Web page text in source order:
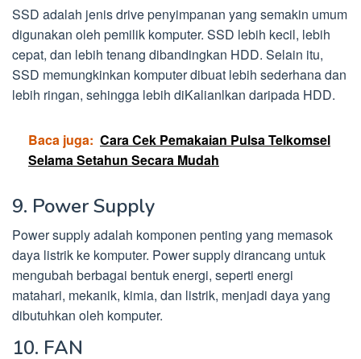
SSD adalah jenis drive penyimpanan yang semakin umum
digunakan oleh pemilik komputer. SSD lebih kecil, lebih
cepat, dan lebih tenang dibandingkan HDD. Selain itu,
SSD memungkinkan komputer dibuat lebih sederhana dan
lebih ringan, sehingga lebih diKalianlkan daripada HDD.
Baca juga: Cara Cek Pemakaian Pulsa Telkomsel
Selama Setahun Secara Mudah
9. Power Supply
Power supply adalah komponen penting yang memasok
daya listrik ke komputer. Power supply dirancang untuk
mengubah berbagai bentuk energi, seperti energi
matahari, mekanik, kimia, dan listrik, menjadi daya yang
dibutuhkan oleh komputer.
10. FAN